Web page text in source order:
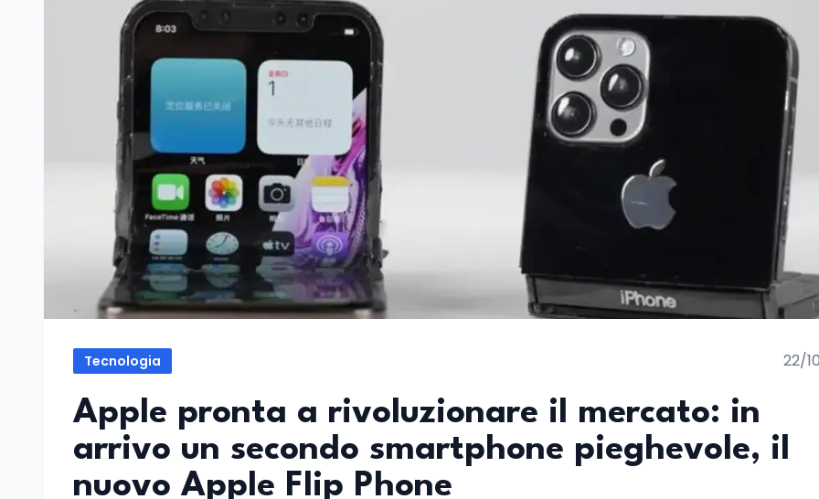
Tecnologia 22/
Apple pronta a rivoluzionare il mercato: in
arrivo un secondo smartphone pieghevole, il
nuovo Apple Flip Phone